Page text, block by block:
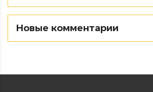
Новые комментарии